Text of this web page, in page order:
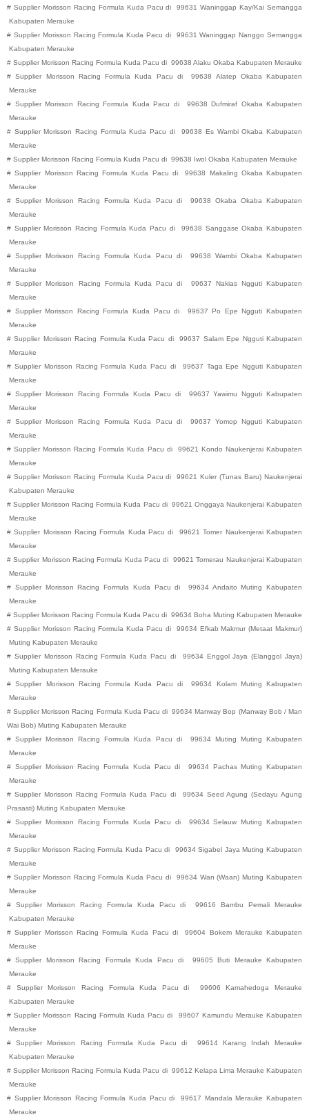
# Supplier Morisson Racing Formula Kuda Pacu di 99631 Waninggap Kay/Kai Semangga
Kabupaten Merauke
# Supplier Morisson Racing Formula Kuda Pacu di 99631 Waninggap Nanggo Semangga
Kabupaten Merauke
# Supplier Morisson Racing Formula Kuda Pacu di 99638 Alaku Okaba Kabupaten Merauke
# Supplier Morisson Racing Formula Kuda Pacu di 99638 Alatep Okaba Kabupaten
Merauke
# Supplier Morisson Racing Formula Kuda Pacu di 99638 Dufmiraf Okaba Kabupaten
Merauke
# Supplier Morisson Racing Formula Kuda Pacu di 99638 Es Wambi Okaba Kabupaten
Merauke
# Supplier Morisson Racing Formula Kuda Pacu di 99638 Iwol Okaba Kabupaten Merauke
# Supplier Morisson Racing Formula Kuda Pacu di 99638 Makaling Okaba Kabupaten
Merauke
# Supplier Morisson Racing Formula Kuda Pacu di 99638 Okaba Okaba Kabupaten
Merauke
# Supplier Morisson Racing Formula Kuda Pacu di 99638 Sanggase Okaba Kabupaten
Merauke
# Supplier Morisson Racing Formula Kuda Pacu di 99638 Wambi Okaba Kabupaten
Merauke
# Supplier Morisson Racing Formula Kuda Pacu di 99637 Nakias Ngguti Kabupaten
Merauke
# Supplier Morisson Racing Formula Kuda Pacu di 99637 Po Epe Ngguti Kabupaten
Merauke
# Supplier Morisson Racing Formula Kuda Pacu di 99637 Salam Epe Ngguti Kabupaten
Merauke
# Supplier Morisson Racing Formula Kuda Pacu di 99637 Taga Epe Ngguti Kabupaten
Merauke
# Supplier Morisson Racing Formula Kuda Pacu di 99637 Yawimu Ngguti Kabupaten
Merauke
# Supplier Morisson Racing Formula Kuda Pacu di 99637 Yomop Ngguti Kabupaten
Merauke
# Supplier Morisson Racing Formula Kuda Pacu di 99621 Kondo Naukenjerai Kabupaten
Merauke
# Supplier Morisson Racing Formula Kuda Pacu di 99621 Kuler (Tunas Baru) Naukenjerai
Kabupaten Merauke
# Supplier Morisson Racing Formula Kuda Pacu di 99621 Onggaya Naukenjerai Kabupaten
Merauke
# Supplier Morisson Racing Formula Kuda Pacu di 99621 Tomer Naukenjerai Kabupaten
Merauke
# Supplier Morisson Racing Formula Kuda Pacu di 99621 Tomerau Naukenjerai Kabupaten
Merauke
# Supplier Morisson Racing Formula Kuda Pacu di 99634 Andaito Muting
Kabupaten
Merauke
# Supplier Morisson Racing Formula Kuda Pacu di 99634 Boha Muting Kabupaten Merauke
# Supplier Morisson Racing Formula Kuda Pacu di 99634 Efkab Makmur (Metaat Makmur)
Muting Kabupaten Merauke
# Supplier Morisson Racing Formula Kuda Pacu di 99634 Enggol Jaya (Elanggol Jaya)
Muting Kabupaten Merauke
# Supplier Morisson Racing Formula Kuda Pacu di 99634 Kolam Muting
Kabupaten
Merauke
# Supplier Morisson Racing Formula Kuda Pacu di 99634 Manway Bop (Manway Bob / Man
Wai Bob) Muting Kabupaten Merauke
# Supplier Morisson Racing Formula Kuda Pacu di 99634 Muting Muting
Kabupaten
Merauke
# Supplier Morisson Racing Formula Kuda Pacu di 99634 Pachas Muting
Kabupaten
Merauke
# Supplier Morisson Racing Formula Kuda Pacu di 99634 Seed Agung (Sedayu Agung
Prasasti) Muting Kabupaten Merauke
# Supplier Morisson Racing Formula Kuda Pacu di 99634 Selauw Muting
Kabupaten
Merauke
# Supplier Morisson Racing Formula Kuda Pacu di 99634 Sigabel Jaya Muting Kabupaten
Merauke
# Supplier Morisson Racing Formula Kuda Pacu di 99634 Wan (Waan) Muting Kabupaten
Merauke
#
Supplier Morisson Racing Formula Kuda Pacu di 99616 Bambu Pemali
Merauke
Kabupaten Merauke
# Supplier Morisson Racing Formula Kuda Pacu di 99604 Bokem Merauke Kabupaten
Merauke
# Supplier Morisson Racing Formula Kuda Pacu di 99605 Buti Merauke
Kabupaten
Merauke
#
Supplier Morisson Racing Formula Kuda Pacu di 99606 Kamahedoga
Merauke
Kabupaten Merauke
# Supplier Morisson Racing Formula Kuda Pacu di 99607 Kamundu Merauke Kabupaten
Merauke
#
Supplier Morisson Racing Formula Kuda Pacu di 99614 Karang Indah
Merauke
Kabupaten Merauke
# Supplier Morisson Racing Formula Kuda Pacu di 99612 Kelapa Lima Merauke Kabupaten
Merauke
# Supplier Morisson Racing Formula Kuda Pacu di 99617 Mandala Merauke Kabupaten
Merauke